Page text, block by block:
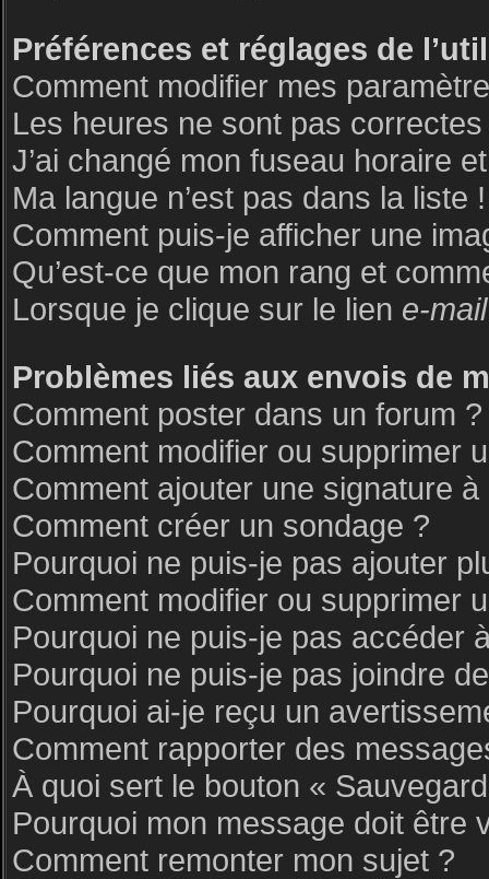
Préférences et réglages de
Comment modifier mes
Les heures ne sont pas correctes
J’ai changé mon fuseau horaire
Ma langue n’est pas dans la liste !
Comment puis-je afficher une
Qu’est-ce que mon rang et
Lorsque je clique sur le lien e-mail
Problèmes liés aux envois de
Comment poster dans un forum ?
Comment modifier ou supprimer
Comment ajouter une signature
Comment créer un sondage ?
Pourquoi ne puis-je pas ajouter
Comment modifier ou supprimer
Pourquoi ne puis-je pas accéder
Pourquoi ne puis-je pas joindre
Pourquoi ai-je reçu un
Comment rapporter des
À quoi sert le bouton «
Pourquoi mon message doit être
Comment remonter mon sujet ?